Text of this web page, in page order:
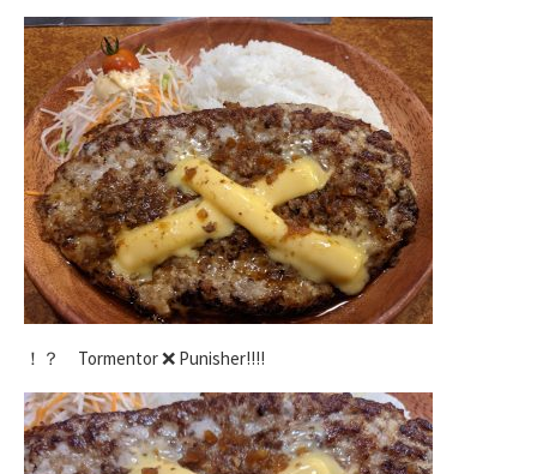
！？ Tormentor ❌ Punisher!!!!